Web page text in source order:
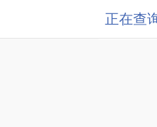
正在查